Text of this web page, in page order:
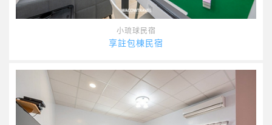
小琉球民宿
享註包棟民宿